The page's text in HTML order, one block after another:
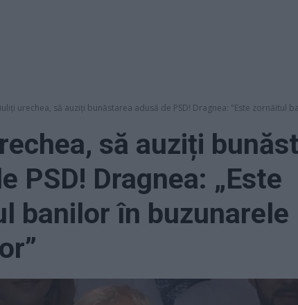
urechea, să auziți bunăstarea adusă de PSD! Dragnea: "Este zornăitul
să auziți
PSD! Dragnea: „Este
banilor în buzunarele